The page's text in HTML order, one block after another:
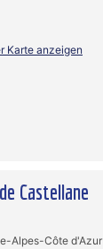
Karte anzeigen
Castellane
Alpes-Côte d'Azur